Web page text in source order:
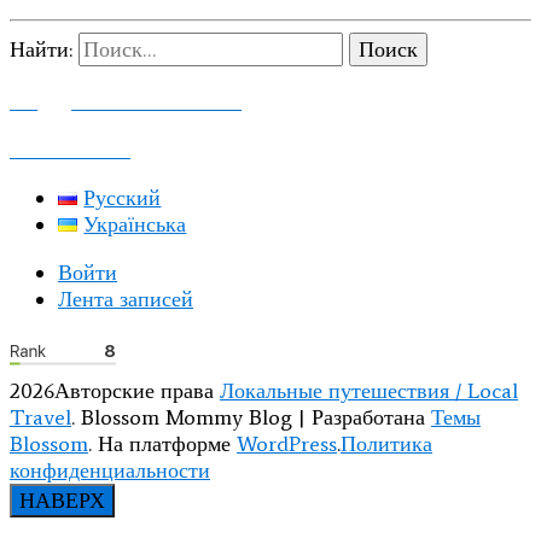
Найти:
Русский
Українська
Войти
Лента записей
2026Авторские права Локальные путешествия / Local
Travel. Blossom Mommy Blog | Разработана Темы
Blossom. На платформе WordPress.Политика
конфиденциальности
НАВЕРХ